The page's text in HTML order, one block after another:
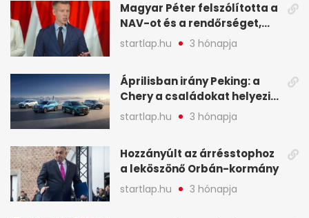
Magyar Péter felszólította a
NAV-ot és a rendőrséget,
tartóztassák le a NER-es
oligarchákat - A hét
startlap.hu 3 hónapja
Áprilisban irány Peking: a
Chery a családokat helyezi
globális mobilitási
programja középpontjába
startlap.hu 3 hónapja
Hozzányúlt az árrésstophoz
a leköszönő Orbán-kormány
startlap.hu 3 hónapja